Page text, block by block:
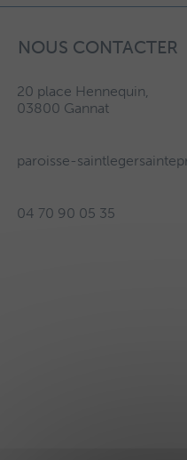
NOUS CONTACTER
20 place Hennequin,
03800 Gannat
paroisse-
04 70 90 05 35